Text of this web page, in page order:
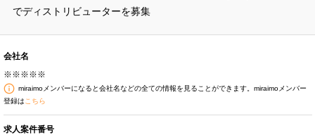
でディストリビューターを募集
会社名
※※※※※
miraimoメンバーになると会社名などの全ての情報を見ることができます。miraimoメンバー
登録は こちら
求人案件番号